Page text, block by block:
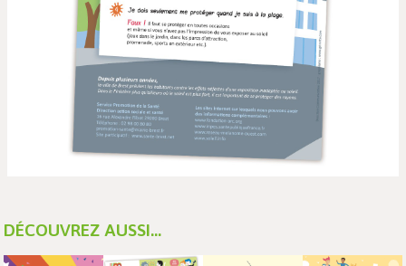
DÉCOUVREZ AUSSI...